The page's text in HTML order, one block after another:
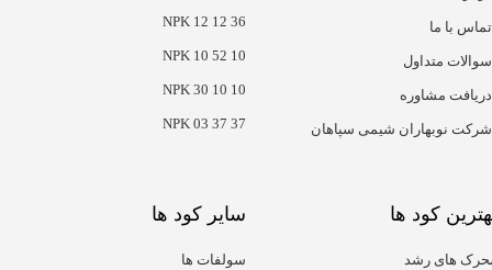
تماس با ما
سوالات متداول
دریافت مشاوره
شرکت نوبهاران شیمی سپاهان
NPK 12 12 36
NPK 10 52 10
NPK 30 10 10
NPK 03 37 37
کود ها
های رشد
سایر کود ها
سولفات ها